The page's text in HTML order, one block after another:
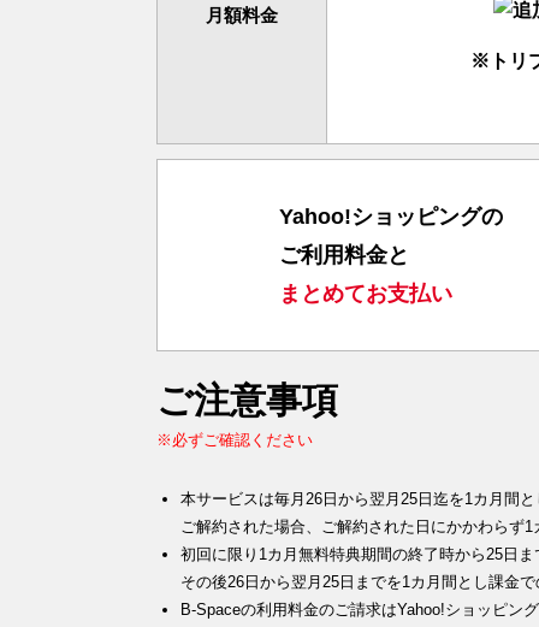
月額料金
※トリ
Yahoo!ショッピングの
ご利用料金と
まとめてお支払い
ご注意事項
※必ずご確認ください
本サービスは毎月26日から翌月25日迄を1カ月間
ご解約された場合、ご解約された日にかかわらず
初回に限り1カ月無料特典期間の終了時から25日
その後26日から翌月25日までを1カ月間とし課金
B-Spaceの利用料金のご請求はYahoo!ショッピン